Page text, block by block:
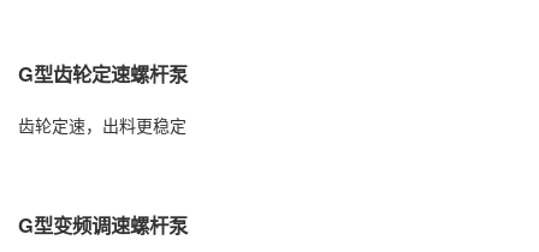
G型齿轮定速螺杆泵
齿轮定速，出料更稳定
G型变频调速螺杆泵